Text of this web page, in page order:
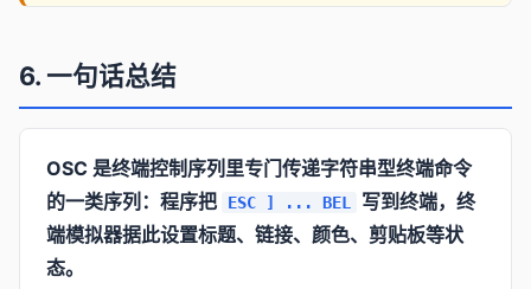
6. 一句话总结
OSC 是终端控制序列里专门传递字符串型终端命令
的一类序列：程序把
ESC ] ... BEL
写到终端，终
端模拟器据此设置标题、链接、颜色、剪贴板等状
态。